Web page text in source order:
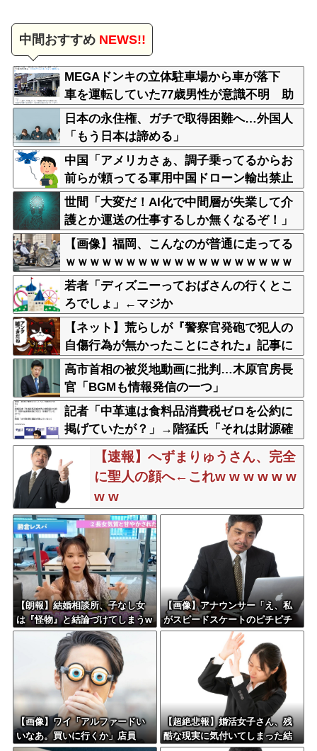
中間おすすめNEWS!!
MEGAドンキの立体駐車場から車が落下
車を運転していた77歳男性が意識不明 助
手席の妻は腰を骨折
日本の永住権、ガチで取得困難へ…外国人
「もう日本は諦める」
中国「アメリカさぁ、調子乗ってるからお
前らが頼ってる軍用中国ドローン輸出禁止
するわw」
世間「大変だ！AI化で中間層が失業して介
護とか運送の仕事するしか無くなるぞ！」
←うん…うん？
【画像】福岡、こんなのが普通に走ってる
ｗｗｗｗｗｗｗｗｗｗｗｗｗｗｗｗｗｗｗ
ｗｗｗｗｗｗｗｗｗｗｗｗｗｗｗｗｗｗｗ
ｗｗ
若者「ディズニーっておばさんの行くとこ
ろでしょ」←マジか
【ネット】荒らしが『警察官発砲で犯人の
自傷行為が無かったことにされた』記事に
「難癖な記事」とイチャモン→自傷行為の
動画が拡散してマスゴミの偏向報道確定
高市首相の被災地動画に批判…木原官房長
官「BGMも情報発信の一つ」
記者「中革連は食料品消費税ゼロを公約に
掲げていたが？」→階猛氏「それは財源確
保という条件付き」
【速報】へずまりゅうさん、完全
に聖人の顔へ←これw w w w w w
w w
【朗報】結婚相談所、子なし女
は『怪物』と結論づけてしまうw
wwwww
【画像】アナウンサー「え、私
がスピードスケートのピチピチ
ユニフォーム着るんですか…？ﾑ
ﾁｨ！！」←これはお前らに刺さ
るやろw w w w w w w w
【画像】ワイ「アルファードい
いなあ。買いに行くか」店員
【超絶悲報】婚活女子さん、残
酷な現実に気付いてしまった結